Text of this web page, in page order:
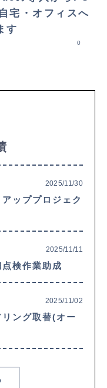
宅・オフィスへ
す
0
2025/11/30
ッププロジェク
2025/11/11
検作業助成
2025/11/02
ング取替(オー